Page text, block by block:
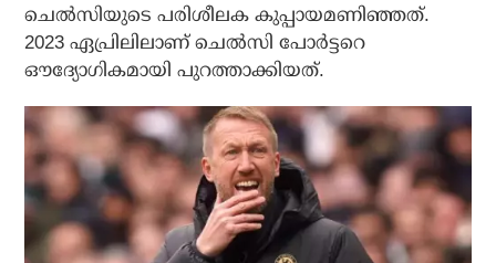
ചെല്‍സിയുടെ പരിശീലക കുപ്പായമണിഞ്ഞത്.
2023 ഏപ്രിലിലാണ് ചെല്‍സി പോര്‍ട്ടറെ
ഔദ്യോഗികമായി പുറത്താക്കിയത്.